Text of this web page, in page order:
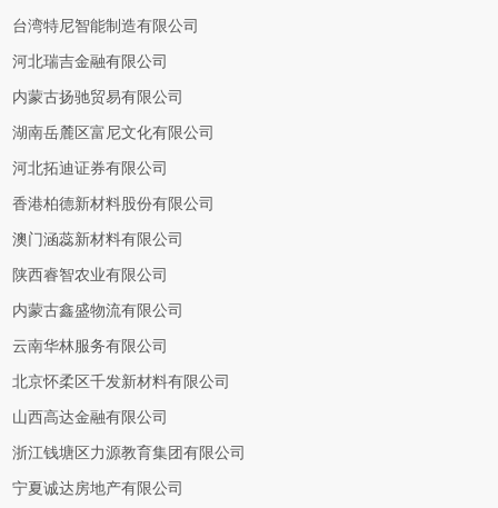
台湾特尼智能制造有限公司
河北瑞吉金融有限公司
内蒙古扬驰贸易有限公司
湖南岳麓区富尼文化有限公司
河北拓迪证券有限公司
香港柏德新材料股份有限公司
澳门涵蕊新材料有限公司
陕西睿智农业有限公司
内蒙古鑫盛物流有限公司
云南华林服务有限公司
北京怀柔区千发新材料有限公司
山西高达金融有限公司
浙江钱塘区力源教育集团有限公司
宁夏诚达房地产有限公司